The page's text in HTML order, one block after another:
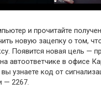
и прочитайте
новую зацепку о том,
Появится новая цель —
автоответчике в офисе
узнаете код от
— 2267.